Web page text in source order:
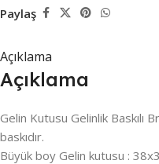
Paylaş
Açıklama
Açıklama
Gelin Kutusu Gelinlik Baskılı
baskıdır.
Büyük boy Gelin kutusu :